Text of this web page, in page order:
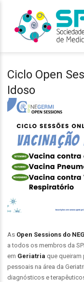
Ciclo Open
Idoso
As Open Sessions do
a todos os membros da
em Geriatria que queiram
pessoais na área da
diagnósticos e